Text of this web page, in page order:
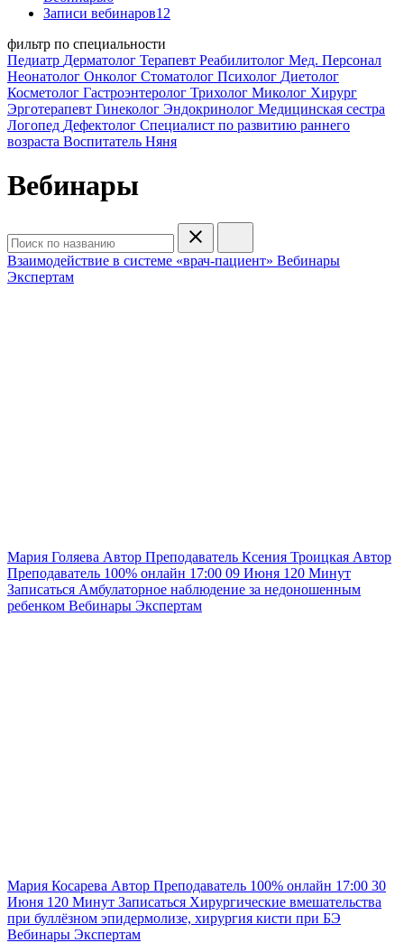
Записи вебинаров12
фильтр по специальности
Педиатр Дерматолог Терапевт Реабилитолог Мед. Персонал
Неонатолог Онколог Стоматолог Психолог Диетолог
Косметолог Гастроэнтеролог Трихолог Миколог Хирург
Эрготерапевт Гинеколог Эндокринолог Медицинская сестра
Логопед Дефектолог Специалист по развитию раннего
возраста Воспитатель Няня
Вебинары
Взаимодействие в системе «врач-пациент» Вебинары
Экспертам
Мария Голяева Автор Преподаватель Ксения Троицкая Автор
Преподаватель 100% онлайн 17:00 09 Июня 120 Минут
Записаться Амбулаторное наблюдение за недоношенным
ребенком Вебинары Экспертам
Мария Косарева Автор Преподаватель 100% онлайн 17:00 30
Июня 120 Минут Записаться Хирургические вмешательства
при буллёзном эпидермолизе, хирургия кисти при БЭ
Вебинары Экспертам